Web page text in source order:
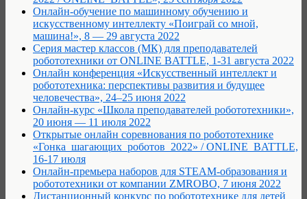
Онлайн-обучение по машинному обучению и
искусственному интеллекту «Поиграй со мной,
машина!», 8 — 29 августа 2022
Серия мастер классов (МК) для преподавателей
робототехники от ONLINE BATTLE, 1-31 августа 2022
Онлайн конференция «Искусственный интеллект и
робототехника: перспективы развития и будущее
человечества», 24–25 июня 2022
Онлайн-курс «Школа преподавателей робототехники»,
20 июня — 11 июля 2022
Открытые онлайн соревнования по робототехнике
«Гонка_шагающих_роботов_2022» / ONLINE_BATTLE,
16-17 июля
Онлайн-премьера наборов для STEAM-образования и
робототехники от компании ZMROBO, 7 июня 2022
Дистанционный конкурс по робототехнике для детей